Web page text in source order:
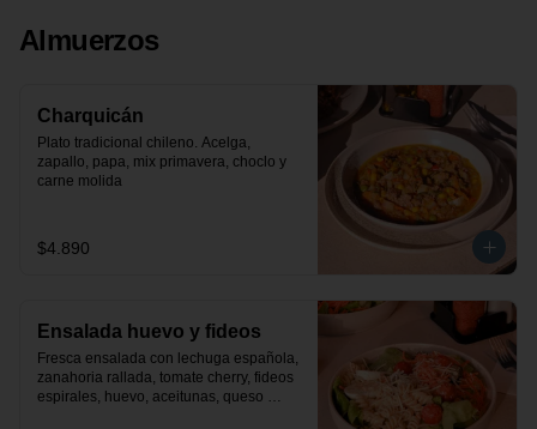
Almuerzos
Charquicán
Plato tradicional chileno. Acelga,
zapallo, papa, mix primavera, choclo y
carne molida
$4.890
Ensalada huevo y fideos
Fresca ensalada con lechuga española,
zanahoria rallada, tomate cherry, fideos
espirales, huevo, aceitunas, queso